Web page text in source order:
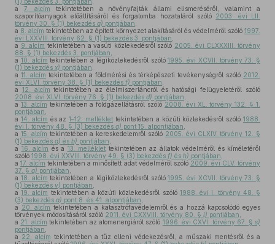
a 7. alcím tekintetében a növényfajták állami elismeréséről, valamint a
szaporítóanyagok előállításáról és forgalomba hozataláról szóló 2003. évi LII.
törvény 30. § (1) bekezdés a) pontjában
a 8. alcím tekintetében az épített környezet alakításáról és védelméről szóló1997.
évi LXXVIII. törvény 62. § (1) bekezdés 3. pontjában
a 9. alcím tekintetében a vasúti közlekedésről szóló 2005. évi CLXXXIII. törvény
88. § (1) bekezdés 3. pontjában
a 10. alcím tekintetében a légiközlekedésről szóló1995. évi XCVII. törvény 73. §
(1) bekezdés x) pontjában
a 11. alcím tekintetében a földmérési és térképészeti tevékenységről szóló 2012.
évi XLVI. törvény 38. § (1) bekezdés f) pontjában
a 12. alcím tekintetében az élelmiszerláncról és hatósági felügyeletéről szóló
2008. évi XLVI. törvény 76. § (1) bekezdés d) pontjában
a 13. alcím tekintetében a földgázellátásról szóló 2008. évi XL. törvény 132. § 1.
pontjában
a 14. alcím és az1–12. melléklet tekintetében a közúti közlekedésről szóló1988.
évi I. törvény 48. § (3) bekezdés a) pont 15. alpontjában
a 15. alcím tekintetében a kereskedelemről szóló 2005. évi CLXIV. törvény 12. §
(1) bekezdés a) és b) pontjában
a 16. alcím és a 13. melléklet tekintetében az állatok védelméről és kíméletéről
szóló 1998. évi XXVIII. törvény 49. § (3) bekezdés f) és h) pontjában
a17. alcím tekintetében a minősített adat védelméről szóló 2009. évi CLV. törvény
37. § a) pontjában
a 18. alcím tekintetében a légiközlekedésről szóló1995. évi XCVII. törvény 73. §
(1) bekezdés v) pontjában
a19. alcím tekintetében a közúti közlekedésről szóló 1988. évi I. törvény 48. §
(3) bekezdés a) pont 8. és 41. alpontjában
a 20. alcím tekintetében a katasztrófavédelemről és a hozzá kapcsolódó egyes
törvények módosításáról szóló 2011. évi CXXVIII. törvény 80. § l) pontjában
a 21. alcím tekintetében az atomenergiáról szóló 1996. évi CXVI. törvény 67. §s)
pontjában
a 22. alcím tekintetében a tűz elleni védekezésről, a műszaki mentésről és a